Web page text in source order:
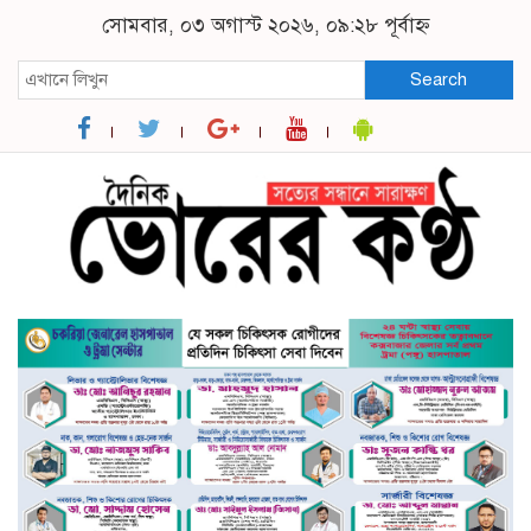
সোমবার, ০৩ অগাস্ট ২০২৬, ০৯:২৮ পূর্বাহ্ন
Search